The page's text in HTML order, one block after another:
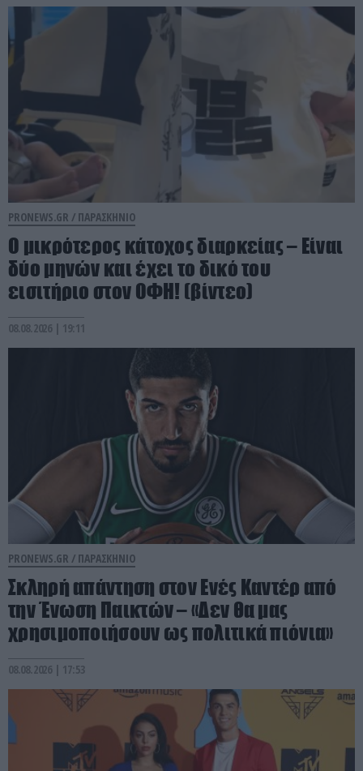
PRONEWS.GR / ΠΑΡΑΣΚΗΝΙΟ
Ο μικρότερος κάτοχος διαρκείας – Είναι
δύο μηνών και έχει το δικό του
εισιτήριο στον ΟΦΗ! (βίντεο)
08.08.2026 | 19:11
PRONEWS.GR / ΠΑΡΑΣΚΗΝΙΟ
Σκληρή απάντηση στον Ενές Καντέρ από
την Ένωση Παικτών – «Δεν θα μας
χρησιμοποιήσουν ως πολιτικά πιόνια»
08.08.2026 | 17:53